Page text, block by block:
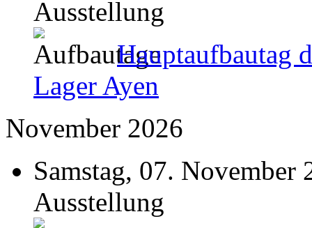
Ausstellung
Hauptaufbautag
Lager Ayen
November 2026
Samstag, 07. November
Ausstellung